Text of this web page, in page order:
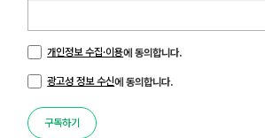
개인정보 수집·이용에 동의합니다.
광고성 정보 수신에 동의합니다.
구독하기